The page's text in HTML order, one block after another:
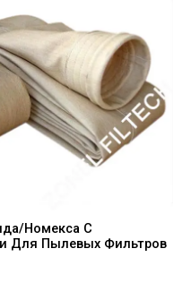
номекса С
Для Пылевых Фильтров